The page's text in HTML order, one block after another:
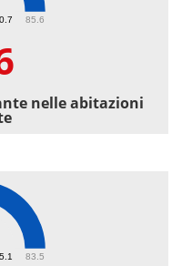
85.6
nelle abitazioni
83.5